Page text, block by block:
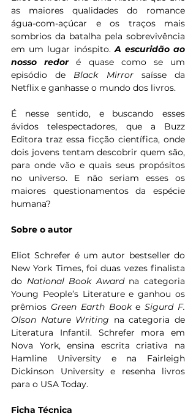
as maiores qualidades do romance
água-com-açúcar e os traços mais
sombrios da batalha pela sobrevivência
em um lugar inóspito. A escuridão ao
nosso redor é quase como se um
episódio de Black Mirror saísse da
Netflix e ganhasse o mundo dos livros.
É nesse sentido, e buscando esses
ávidos telespectadores, que a Buzz
Editora traz essa ficção científica, onde
dois jovens tentam descobrir quem são,
para onde vão e quais seus propósitos
no universo. E não seriam esses os
maiores questionamentos da espécie
humana?
Sobre o autor
Eliot Schrefer é um autor bestseller do
New York Times, foi duas vezes finalista
do National Book Award na categoria
Young People’s Literature e ganhou os
prêmios Green Earth Book e Sigurd F.
Olson Nature Writing na categoria de
Literatura Infantil. Schrefer mora em
Nova York, ensina escrita criativa na
Hamline University e na Fairleigh
Dickinson University e resenha livros
para o USA Today.
Ficha Técnica